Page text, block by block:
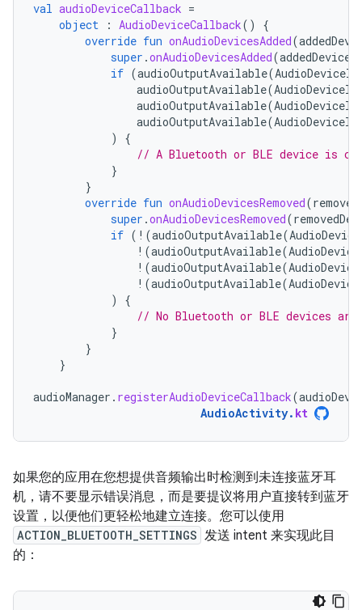
val audioDeviceCallback =
object
: AudioDeviceCallback()
{
override fun onAudioDevicesAdded(
super .onAudioDevicesAdded(addedDevices
if (audioOutputAvailable(
audioOutputAvailable(
audioOutputAvailable(
audioOutputAvailable(
)
{
// A Bluetooth or BLE device is
}
}
override fun onAudioDevicesRemoved(
super .onAudioDevicesRemoved(
if ( ! (audioOutputAvailable(
! (audioOutputAvailable(
! (audioOutputAvailable(
! (audioOutputAvailable(
)
{
// No Bluetooth or BLE devices are
}
}
}
audioManager . registerAudioDeviceCallback(
AudioActivity. kt
如果您的应用在您想提供音频输出时检测到未连接蓝牙耳
机，请不要显示错误消息，而是要提议将用户直接转到蓝牙
设置，以便他们更轻松地建立连接。您可以使用
ACTION_BLUETOOTH_SETTINGS 发送 intent 来实现此目
的：